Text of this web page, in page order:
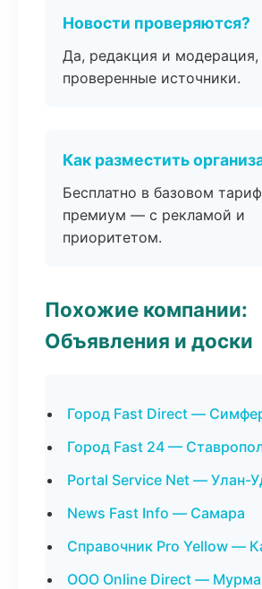
Новости проверяются?
Да, редакция и модерация,
проверенные источники.
Как разместить
Бесплатно в базовом
премиум — с рекламой и
приоритетом.
Похожие компании:
Объявления и доски
Город Fast Direct —
Город Fast 24 —
Portal Service Net — Улан-
News Fast Info — Самара
Справочник Pro Yellow —
ООО Online Direct —